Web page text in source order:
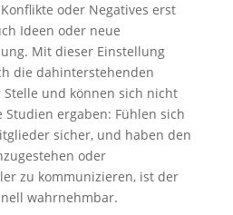
oder Negatives erst
Ideen oder neue
Mit dieser Einstellung
die dahinterstehenden
und können sich nicht
ergaben: Fühlen sich
sicher, und haben den
oder
zu kommunizieren, ist der
wahrnehmbar.